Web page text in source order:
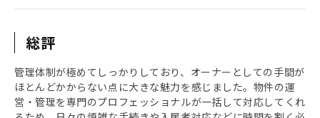
総評
管理体制が極めてしっかりしており、オーナーとしての手間が
ほとんどかからない点に大きな魅力を感じました。物件の運
営・管理を専門のプロフェッショナルが一括して対応してくれ